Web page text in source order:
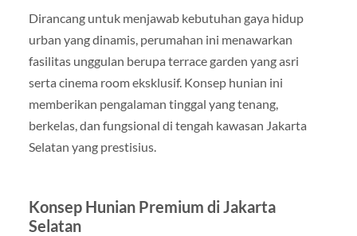
Dirancang untuk menjawab kebutuhan gaya hidup
urban yang dinamis, perumahan ini menawarkan
fasilitas unggulan berupa terrace garden yang asri
serta cinema room eksklusif. Konsep hunian ini
memberikan pengalaman tinggal yang tenang,
berkelas, dan fungsional di tengah kawasan Jakarta
Selatan yang prestisius.
Konsep Hunian Premium di Jakarta
Selatan